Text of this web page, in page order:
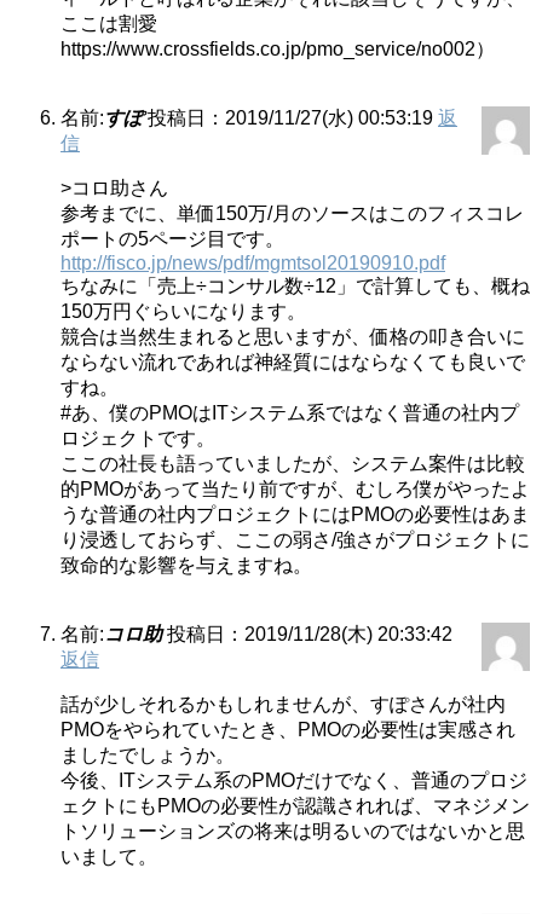
ここは割愛
https://www.crossfields.co.jp/pmo_service/no002）
名前:すぽ 投稿日：2019/11/27(水) 00:53:19 返
信
>コロ助さん
参考までに、単価150万/月のソースはこのフィスコレ
ポートの5ページ目です。
http://fisco.jp/news/pdf/mgmtsol20190910.pdf
ちなみに「売上÷コンサル数÷12」で計算しても、概ね
150万円ぐらいになります。
競合は当然生まれると思いますが、価格の叩き合いに
ならない流れであれば神経質にはならなくても良いで
すね。
#あ、僕のPMOはITシステム系ではなく普通の社内プ
ロジェクトです。
ここの社長も語っていましたが、システム案件は比較
的PMOがあって当たり前ですが、むしろ僕がやったよ
うな普通の社内プロジェクトにはPMOの必要性はあま
り浸透しておらず、ここの弱さ/強さがプロジェクトに
致命的な影響を与えますね。
名前:コロ助 投稿日：2019/11/28(木) 20:33:42
返信
話が少しそれるかもしれませんが、すぽさんが社内
PMOをやられていたとき、PMOの必要性は実感され
ましたでしょうか。
今後、ITシステム系のPMOだけでなく、普通のプロジ
ェクトにもPMOの必要性が認識されれば、マネジメン
トソリューションズの将来は明るいのではないかと思
いまして。